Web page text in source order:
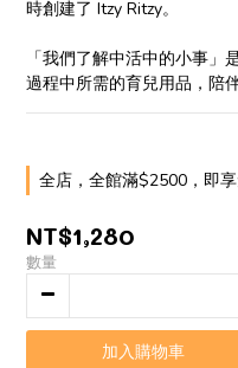
時創建了 Itzy Ritzy。
「我們了解中活中的小事
過程中所需的育兒用品，陪
全店，全館滿$2500，即
NT$1,280
數量
加入購物車